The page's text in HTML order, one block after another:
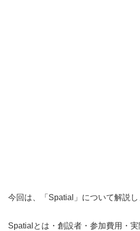
今回は、「Spatial」について解説し
Spatialとは・創設者・参加費用・実